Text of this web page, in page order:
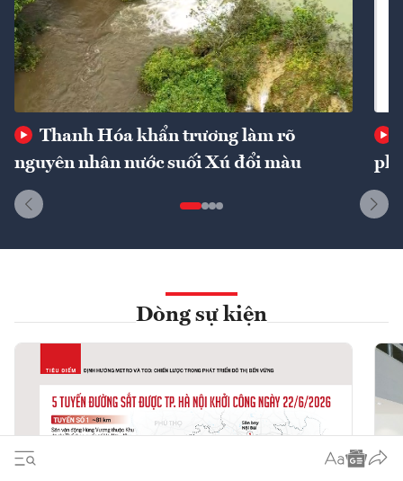
Thanh Hóa khẩn trương làm rõ
nguyên nhân nước suối Xú đổi màu
phí
Dòng sự kiện